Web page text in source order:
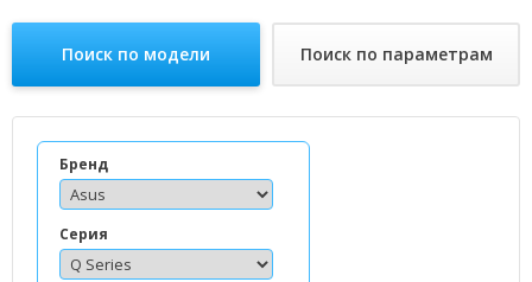
Поиск по модели Поиск по параметрам
Бренд
Серия